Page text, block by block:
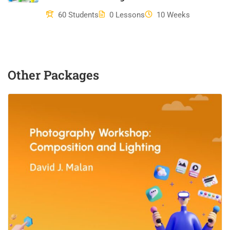
quia consequuntur magni dolores eos qui ratione voluptatem
sequi nesciunt. Neque porro quisquam est, qui dolorem
laboriosam, nisi ut aliquid ex ea commodi consequatur? Quis
quam nihil molestiae consequatur, vel illum qui dolorem eum
60 Students 0 Lessons 10 Weeks
Other Packages